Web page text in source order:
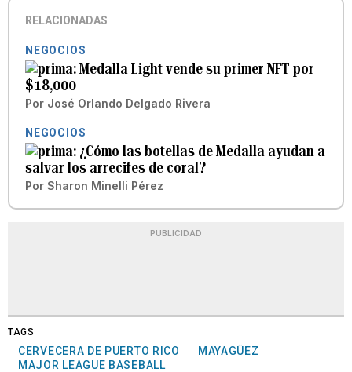
RELACIONADAS
NEGOCIOS
Medalla Light vende su primer NFT por
$18,000
Por José Orlando Delgado Rivera
NEGOCIOS
¿Cómo las botellas de Medalla ayudan a
salvar los arrecifes de coral?
Por Sharon Minelli Pérez
PUBLICIDAD
TAGS
CERVECERA DE PUERTO RICO
MAYAGÜEZ
MAJOR LEAGUE BASEBALL